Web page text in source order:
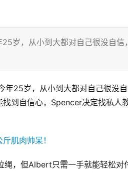
岁，从小到大都对自己很没自信
年25岁，从小到大都对自己很没自
到自信心，Spencer决定找私人
，但Albert只需一手就能轻松对